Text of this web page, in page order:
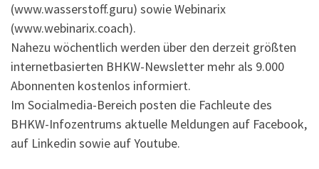
(www.wasserstoff.guru) sowie Webinarix
(www.webinarix.coach).
Nahezu wöchentlich werden über den derzeit größten
internetbasierten BHKW-Newsletter mehr als 9.000
Abonnenten kostenlos informiert.
Im Socialmedia-Bereich posten die Fachleute des
BHKW-Infozentrums aktuelle Meldungen auf Facebook,
auf Linkedin sowie auf Youtube.